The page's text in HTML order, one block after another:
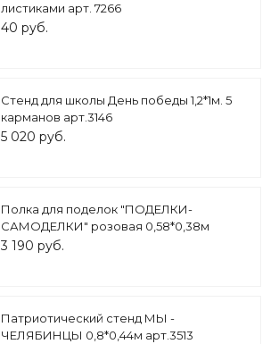
листиками арт. 7266
40 руб.
Стенд для школы День победы 1,2*1м. 5
карманов арт.3146
5 020 руб.
Полка для поделок "ПОДЕЛКИ-
САМОДЕЛКИ" розовая 0,58*0,38м
арт.П570
3 190 руб.
Патриотический стенд МЫ -
ЧЕЛЯБИНЦЫ 0,8*0,44м арт.3513